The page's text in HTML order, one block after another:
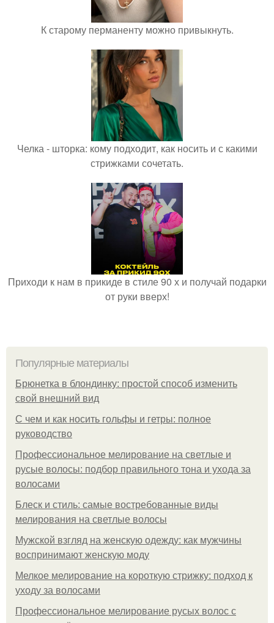
К старому перманенту можно привыкнуть.
Челка - шторка: кому подходит, как носить и с какими
стрижками сочетать.
Приходи к нам в прикиде в стиле 90 х и получай подарки
от руки вверх!
Популярные материалы
Брюнетка в блондинку: простой способ изменить
свой внешний вид
С чем и как носить гольфы и гетры: полное
руководство
Профессиональное мелирование на светлые и
русые волосы: подбор правильного тона и ухода за
волосами
Блеск и стиль: самые востребованные виды
мелирования на светлые волосы
Мужской взгляд на женскую одежду: как мужчины
воспринимают женскую моду
Мелкое мелирование на короткую стрижку: подход к
уходу за волосами
Профессиональное мелирование русых волос с